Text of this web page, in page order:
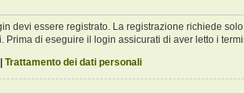
devi essere registrato. La registrazione richiede
Prima di eseguire il login assicurati di aver letto i
| Trattamento dei dati personali